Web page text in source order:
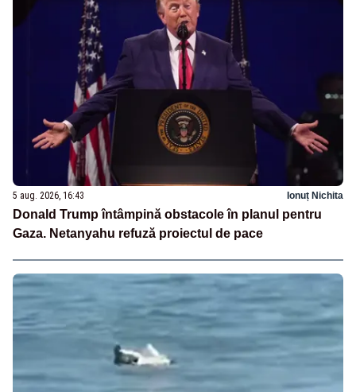
5 aug. 2026, 16:43 Ionuț Nichita
Donald Trump întâmpină obstacole în planul pentru
Gaza. Netanyahu refuză proiectul de pace